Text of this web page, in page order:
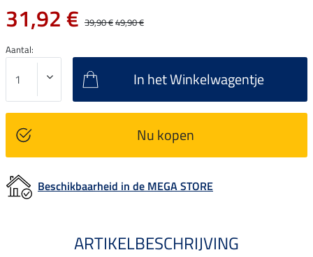
31,92 € 39,90 €49,90 €
Aantal:
In het Winkelwagentje
Nu kopen
Beschikbaarheid in de MEGA STORE
ARTIKELBESCHRIJVING